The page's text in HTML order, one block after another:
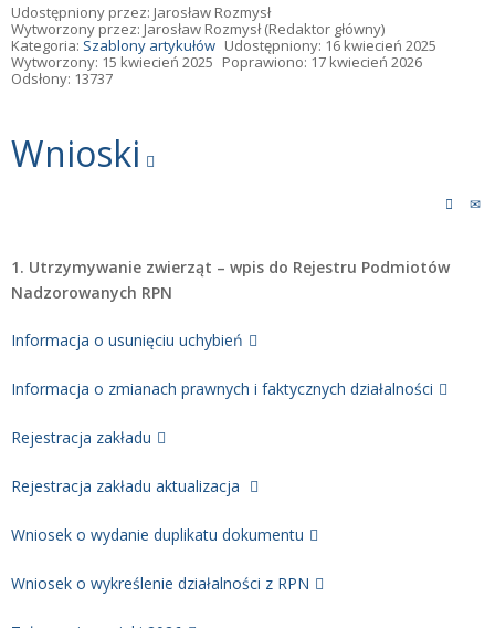
Udostępniony przez: Jarosław Rozmysł
Wytworzony przez: Jarosław Rozmysł(Redaktor główny)
Kategoria: Szablony artykułów Udostępniony: 16 kwiecień 2025
Wytworzony: 15 kwiecień 2025 Poprawiono: 17 kwiecień 2026
Odsłony: 13737
Wnioski
1. Utrzymywanie zwierząt – wpis do Rejestru Podmiotów
Nadzorowanych RPN
Informacja o usunięciu uchybień
Informacja o zmianach prawnych i faktycznych działalności
Rejestracja zakładu
Rejestracja zakładu aktualizacja
Wniosek o wydanie duplikatu dokumentu
Wniosek o wykreślenie działalności z RPN